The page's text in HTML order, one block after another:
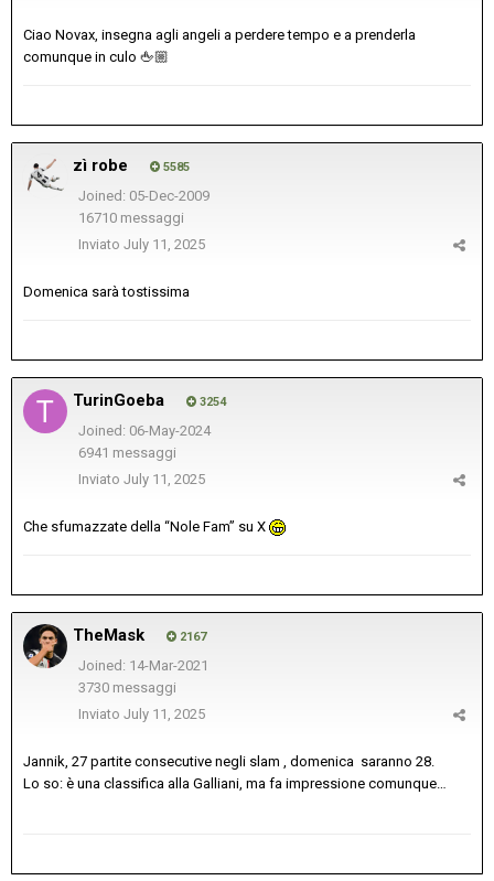
Ciao Novax, insegna agli angeli a perdere tempo e a prenderla
comunque in culo 🖕🏼
zì robe 5585
Joined: 05-Dec-2009
16710 messaggi
Inviato July 11, 2025
Domenica sarà tostissima
TurinGoeba 3254
Joined: 06-May-2024
6941 messaggi
Inviato July 11, 2025
Che sfumazzate della “Nole Fam” su X
TheMask 2167
Joined: 14-Mar-2021
3730 messaggi
Inviato July 11, 2025
Jannik, 27 partite consecutive negli slam , domenica saranno 28.
Lo so: è una classifica alla Galliani, ma fa impressione comunque…